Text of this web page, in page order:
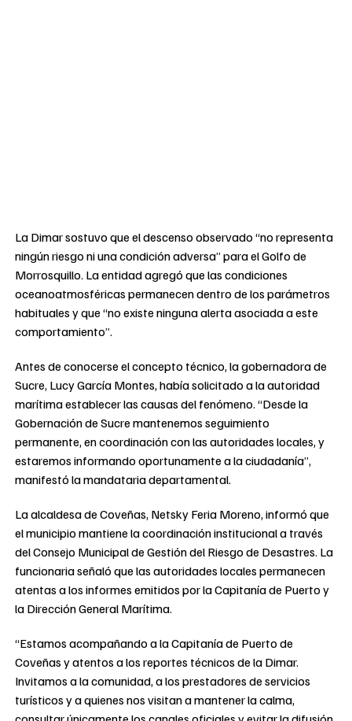
La Dimar sostuvo que el descenso observado “no representa
ningún riesgo ni una condición adversa” para el Golfo de
Morrosquillo. La entidad agregó que las condiciones
oceanoatmosféricas permanecen dentro de los parámetros
habituales y que “no existe ninguna alerta asociada a este
comportamiento”.
Antes de conocerse el concepto técnico, la gobernadora de
Sucre, Lucy García Montes, había solicitado a la autoridad
marítima establecer las causas del fenómeno. “Desde la
Gobernación de Sucre mantenemos seguimiento
permanente, en coordinación con las autoridades locales, y
estaremos informando oportunamente a la ciudadanía”,
manifestó la mandataria departamental.
La alcaldesa de Coveñas, Netsky Feria Moreno, informó que
el municipio mantiene la coordinación institucional a través
del Consejo Municipal de Gestión del Riesgo de Desastres. La
funcionaria señaló que las autoridades locales permanecen
atentas a los informes emitidos por la Capitanía de Puerto y
la Dirección General Marítima.
“Estamos acompañando a la Capitanía de Puerto de
Coveñas y atentos a los reportes técnicos de la Dimar.
Invitamos a la comunidad, a los prestadores de servicios
turísticos y a quienes nos visitan a mantener la calma,